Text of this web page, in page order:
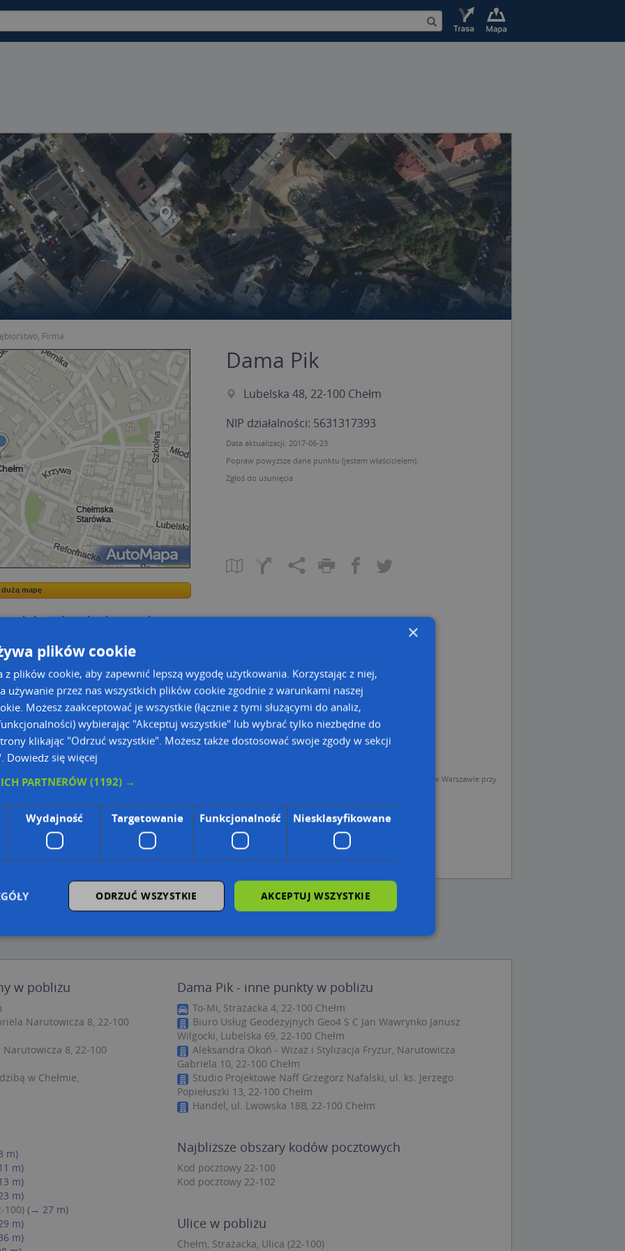
Firma
dużą mapę
mapę
bazy danych adresowych
Dama Pik
Lubelska 48, 22-100 Chełm
NIP działalności: 5631317393
Data aktualizacji: 2017-06-23
Popraw powyższe dane punktu (jestem właścicielem).
Zgłoś do usunięcia
Danych Osobowych Administratorem (RODO), administratorem danych jest AutoMapa sp. z o.o. (Operator) z siedzibą w Warszawie przy
firm i na mapach (art. 6 ust. 1 lit. f RODO)
operatora (art. 6 ust. 1 lit. f RODO)
z firmowych stron www oraz od podmiotów zewnętrznych.
odo_przetwarzanie/
w pobliżu
Narutowicza 8, 22-100
8, 22-100
w Chełmie,
m)
m)
m)
m)
100) (→ 27 m)
m)
m)
Dama Pik - inne punkty w pobliżu
To-Mi, Strażacka 4, 22-100 Chełm
Biuro Usług Geodezyjnych Geo4 S C Jan Wawrynko Janusz
Wilgocki, Lubelska 69, 22-100 Chełm
Aleksandra Okoń - Wizaż i Stylizacja Fryzur, Narutowicza
Gabriela 10, 22-100 Chełm
Studio Projektowe Naff Grzegorz Nafalski, ul. ks. Jerzego
Popiełuszki 13, 22-100 Chełm
Handel, ul. Lwowska 18B, 22-100 Chełm
Najbliższe obszary kodów pocztowych
Kod pocztowy 22-100
Kod pocztowy 22-102
Ulice w pobliżu
Chełm, Strażacka, Ulica (22-100)
×
plików cookie
z plików cookie, aby zapewnić lepszą wygodę użytkowania. Korzystając z niej,
używanie przez nas wszystkich plików cookie zgodnie z warunkami naszej
Możesz zaakceptować je wszystkie (łącznie z tymi służącymi do analiz,
wybierając "Akceptuj wszystkie" lub wybrać tylko niezbędne do
klikając "Odrzuć wszystkie". Możesz także dostosować swoje zgody w sekcji
Dowiedz się więcej
PARTNERÓW(1192) →
Wydajność Targetowanie Funkcjonalność Niesklasyfikowane
AKCEPTUJ WSZYSTKIE
ODRZUĆ WSZYSTKIE
umożliwiają korzystanie z podstawowych funkcji strony internetowej, takich jak logowanie użytkownika i
Provider/
Okres
Opis
.targeo.pl
CookieScript
.targeo.pl
Ten plik cookie jest używany przez usługę Cookie-Script.com
do zapamiętywania preferencji dotyczących zgody
użytkownika na pliki cookie. Jest to konieczne, aby baner
cookie Cookie-Script.com działał poprawnie.
Provider
Domena
przechowywania
.targeo.pl
Ten plik cookie jest używany przez Google Analytics do
utrzymywania stanu sesji.
/
Ten plik cookie jest powszechnie używany przez firmę Microsoft jako
unikalny identyfikator użytkownika. Można to ustawić za pomocą
Okres przechowywania